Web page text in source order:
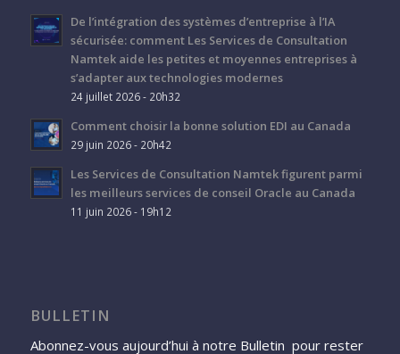
De l’intégration des systèmes d’entreprise à l’IA
sécurisée: comment Les Services de Consultation
Namtek aide les petites et moyennes entreprises à
s’adapter aux technologies modernes
24 juillet 2026 - 20h32
Comment choisir la bonne solution EDI au Canada
29 juin 2026 - 20h42
Les Services de Consultation Namtek figurent parmi
les meilleurs services de conseil Oracle au Canada
11 juin 2026 - 19h12
BULLETIN
Abonnez-vous aujourd’hui à notre Bulletin pour rester